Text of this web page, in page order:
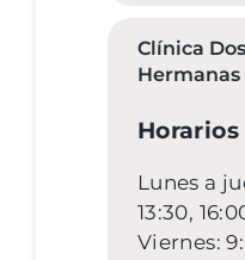
Clínica Dos
Hermanas
Horarios
Lunes a
13:30,
Viernes: